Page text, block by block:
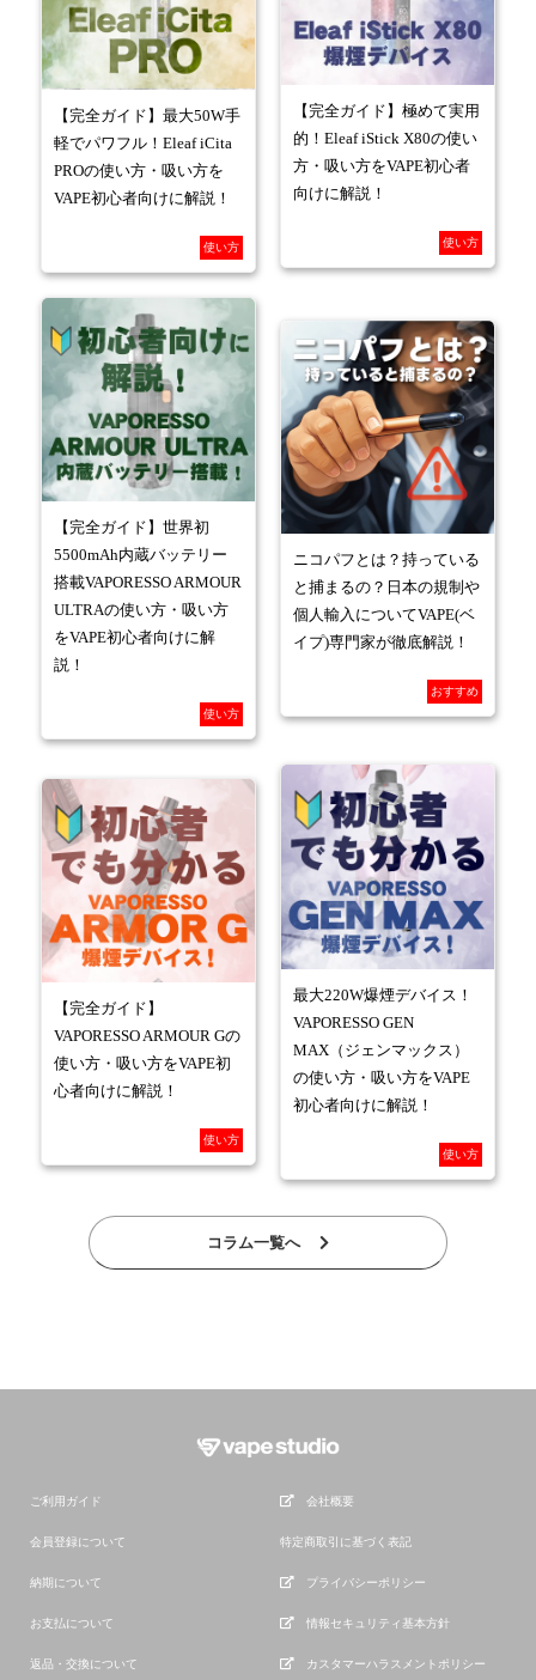
【完全ガイド】最大50W手
軽でパワフル！Eleaf iCita
PROの使い方・吸い方を
VAPE初心者向けに解説！
使い方
【完全ガイド】極めて実用
的！Eleaf iStick X80の使い
方・吸い方をVAPE初心者
向けに解説！
使い方
【完全ガイド】世界初
5500mAh内蔵バッテリー
搭載VAPORESSO ARMOUR
ULTRAの使い方・吸い方
をVAPE初心者向けに解
説！
使い方
ニコパフとは？持っている
と捕まるの？日本の規制や
個人輸入についてVAPE(ベ
イプ)専門家が徹底解説！
おすすめ
【完全ガイド】
VAPORESSO ARMOUR Gの
使い方・吸い方をVAPE初
心者向けに解説！
使い方
最大220W爆煙デバイス！
VAPORESSO GEN
MAX（ジェンマックス）
の使い方・吸い方をVAPE
初心者向けに解説！
使い方
コラム一覧へ
ご利用ガイド
会員登録について
納期について
お支払について
返品・交換について
会社概要
特定商取引に基づく表記
プライバシーポリシー
情報セキュリティ基本方針
カスタマーハラスメントポリシー